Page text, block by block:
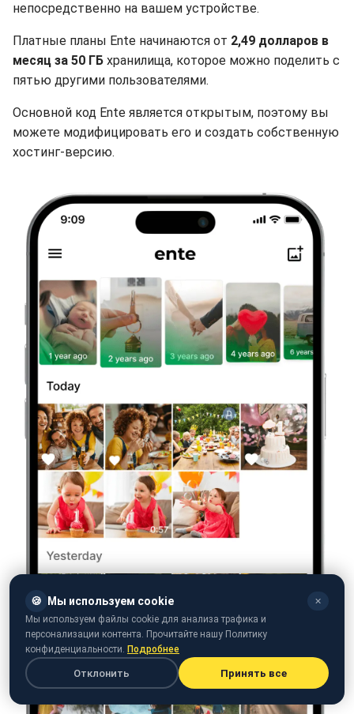
непосредственно на вашем устройстве.
Платные планы Ente начинаются от 2,49 долларов в
месяц за 50 ГБ хранилища, которое можно поделить с
пятью другими пользователями.
Основной код Ente является открытым, поэтому вы
можете модифицировать его и создать собственную
хостинг-версию.
🍪 Мы используем cookie ✕
Мы используем файлы cookie для анализа трафика и
персонализации контента. Прочитайте нашу Политику
конфиденциальности. Подробнее
Отклонить Принять все